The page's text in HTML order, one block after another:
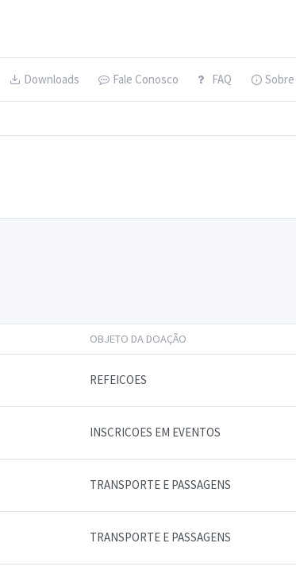
Downloads Fale Conosco FAQ Sobre
OBJETO DA DOAÇÃO
REFEICOES
INSCRICOES EM EVENTOS
TRANSPORTE E PASSAGENS
TRANSPORTE E PASSAGENS